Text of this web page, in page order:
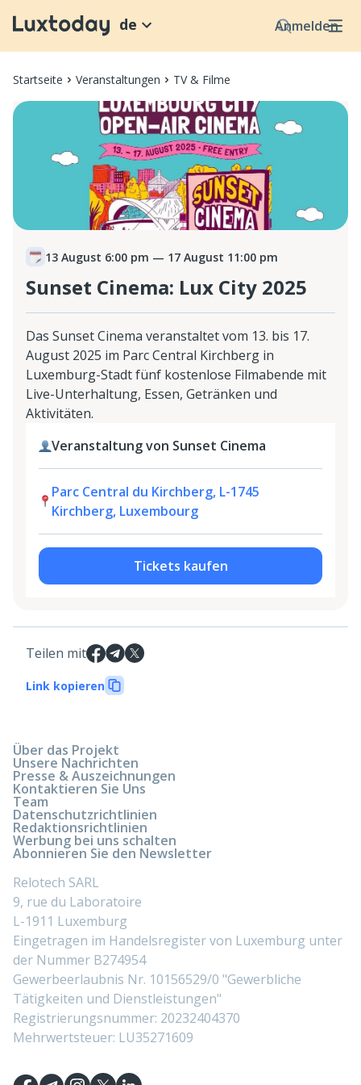
Anmelden
de
Startseite Veranstaltungen TV & Filme
13 August 6:00 pm — 17 August 11:00 pm
Sunset Cinema: Lux City 2025
Das Sunset Cinema veranstaltet vom 13. bis 17.
August 2025 im Parc Central Kirchberg in
Luxemburg-Stadt fünf kostenlose Filmabende mit
Live-Unterhaltung, Essen, Getränken und
Aktivitäten.
Veranstaltung von Sunset Cinema
Parc Central du Kirchberg, L-1745
Kirchberg, Luxembourg
Tickets kaufen
Teilen mit
Link kopieren
Über das Projekt
Unsere Nachrichten
Presse & Auszeichnungen
Kontaktieren Sie Uns
Team
Datenschutzrichtlinien
Redaktionsrichtlinien
Werbung bei uns schalten
Abonnieren Sie den Newsletter
Relotech SARL
9, rue du Laboratoire
L-1911 Luxemburg
Eingetragen im Handelsregister von Luxemburg unter
der Nummer B274954
Gewerbeerlaubnis Nr. 10156529/0 "Gewerbliche
Tätigkeiten und Dienstleistungen"
Registrierungsnummer: 20232404370
Mehrwertsteuer: LU35271609